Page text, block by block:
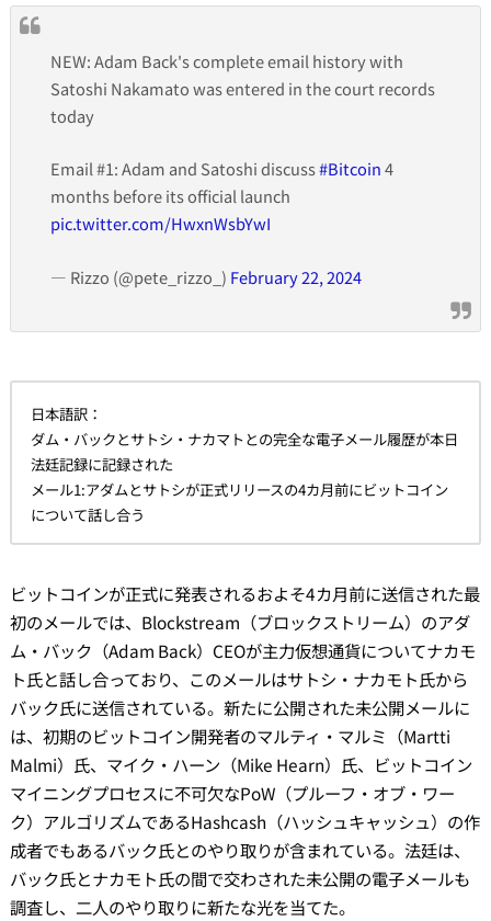
NEW: Adam Back's complete email history with
Satoshi Nakamato was entered in the court records
today
Email #1: Adam and Satoshi discuss#Bitcoin4
months before its official launch
pic.twitter.com/HwxnWsbYwI
— Rizzo (@pete_rizzo_) February 22, 2024
日本語訳：
ダム・バックとサトシ・ナカマトとの完全な電子メール履歴が本日
法廷記録に記録された
メール1:アダムとサトシが正式リリースの4カ月前にビットコイン
について話し合う
ビットコインが正式に発表されるおよそ4カ月前に送信された最
初のメールでは、Blockstream（ブロックストリーム）のアダ
ム・バック（Adam Back）CEOが主力仮想通貨についてナカモ
ト氏と話し合っており、このメールはサトシ・ナカモト氏から
バック氏に送信されている。新たに公開された未公開メールに
は、初期のビットコイン開発者のマルティ・マルミ（Martti
Malmi）氏、マイク・ハーン（Mike Hearn）氏、ビットコイン
マイニングプロセスに不可欠なPoW（プルーフ・オブ・ワー
ク）アルゴリズムであるHashcash（ハッシュキャッシュ）の作
成者でもあるバック氏とのやり取りが含まれている。法廷は、
バック氏とナカモト氏の間で交わされた未公開の電子メールも
調査し、二人のやり取りに新たな光を当てた。